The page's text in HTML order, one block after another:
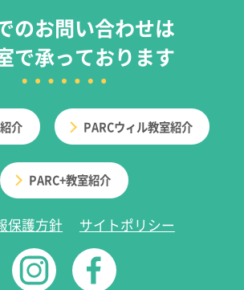
のお問い合わせは
で承っております
介 PARCウィル教室紹介
PARC+教室紹介
保護方針 サイトポリシー